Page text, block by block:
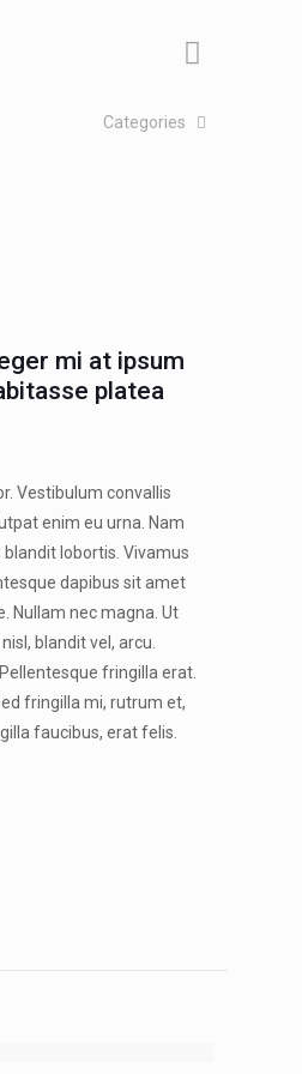
Categories
mi at ipsum
platea
Vestibulum convallis
enim eu urna. Nam
lobortis. Vivamus
dapibus sit amet
Nullam nec magna. Ut
blandit vel, arcu.
fringilla erat.
fringilla mi, rutrum et,
faucibus, erat felis.